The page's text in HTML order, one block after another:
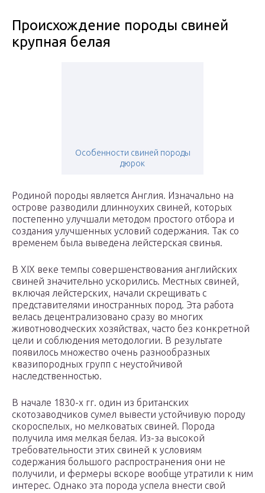
Происхождение породы свиней
крупная белая
Особенности свиней породы
дюрок
Родиной породы является Англия. Изначально на
острове разводили длинноухих свиней, которых
постепенно улучшали методом простого отбора и
создания улучшенных условий содержания. Так со
временем была выведена лейстерская свинья.
В XIX веке темпы совершенствования английских
свиней значительно ускорились. Местных свиней,
включая лейстерских, начали скрещивать с
представителями иностранных пород. Эта работа
велась децентрализовано сразу во многих
животноводческих хозяйствах, часто без конкретной
цели и соблюдения методологии. В результате
появилось множество очень разнообразных
квазипородных групп с неустойчивой
наследственностью.
В начале 1830-х гг. один из британских
скотозаводчиков сумел вывести устойчивую породу
скороспелых, но мелковатых свиней. Порода
получила имя мелкая белая. Из-за высокой
требовательности этих свиней к условиям
содержания большого распространения они не
получили, и фермеры вскоре вообще утратили к ним
интерес. Однако эта порода успела внести свой